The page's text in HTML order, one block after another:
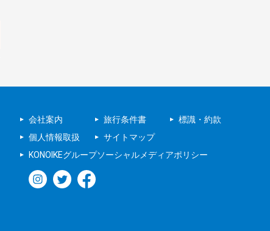
会社案内 旅行条件書
標識・約款
個人情報取扱
サイトマップ
KONOIKEグループソーシャルメディアポリシー